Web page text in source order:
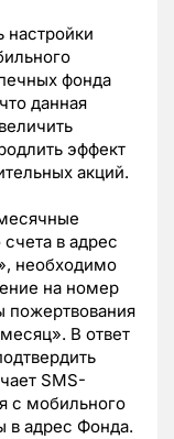
настройки
фонда
данная
эффект
акций.
в адрес
необходимо
на номер
пожертвования
В ответ
SMS-
с мобильного
в адрес Фонда.